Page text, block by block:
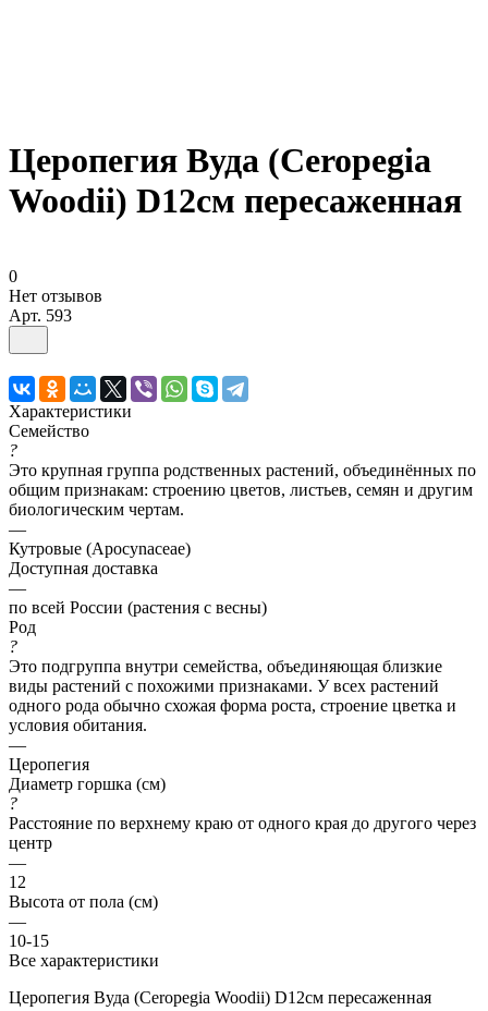
Церопегия Вуда (Ceropegia
Woodii) D12см пересаженная
0
Нет отзывов
Арт. 593
Характеристики
Семейство
?
Это крупная группа родственных растений, объединённых по
общим признакам: строению цветов, листьев, семян и другим
биологическим чертам.
—
Кутровые (Apocynaceae)
Доступная доставка
—
по всей России (растения с весны)
Род
?
Это подгруппа внутри семейства, объединяющая близкие
виды растений с похожими признаками. У всех растений
одного рода обычно схожая форма роста, строение цветка и
условия обитания.
—
Церопегия
Диаметр горшка (см)
?
Расстояние по верхнему краю от одного края до другого через
центр
—
12
Высота от пола (см)
—
10-15
Все характеристики
Церопегия Вуда (Ceropegia Woodii) D12см пересаженная